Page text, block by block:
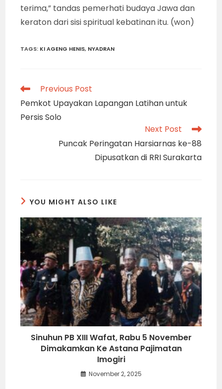
terima,” tandas pemerhati budaya Jawa dan
keraton dari sisi spiritual kebatinan itu. (won)
TAGS: KI AGENG HENIS, NYADRAN
Read
more
articles
Previous Post
Pemkot Upayakan Lapangan Latihan untuk
Persis Solo
Next Post
Puncak Peringatan Harsiarnas ke-88
Dipusatkan di RRI Surakarta
YOU MIGHT ALSO LIKE
Sinuhun PB XIII Wafat, Rabu 5 November
Dimakamkan Ke Astana Pajimatan
Imogiri
November 2, 2025